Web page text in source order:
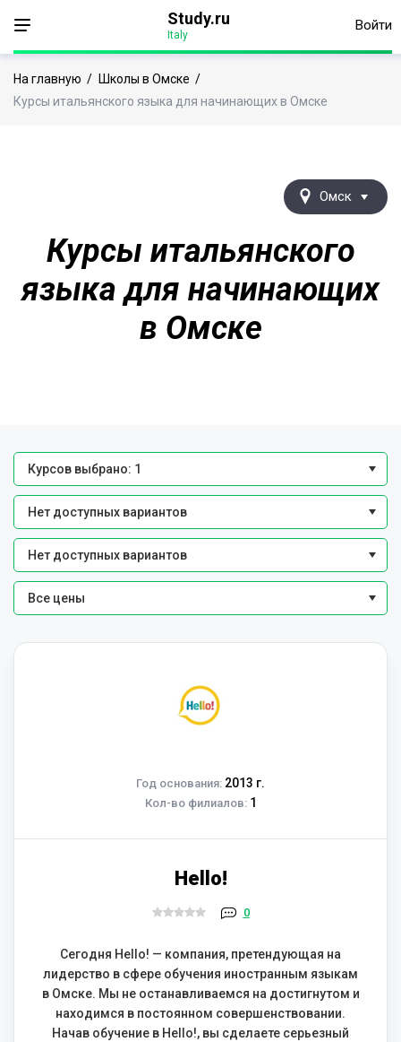
Study.ru
Italy
Войти
На главную / Школы в Омске /
Курсы итальянского языка для начинающих в Омске
Курсы итальянского
языка для начинающих
в Омске
Омск
Курсов выбрано: 1
Нет доступных вариантов
Нет доступных вариантов
Все цены
Год основания: 2013 г.
Кол-во филиалов:1
Hello!
0
Сегодня Hello! — компания, претендующая на
лидерство в сфере обучения иностранным языкам
в Омске. Мы не останавливаемся на достигнутом и
находимся в постоянном совершенствовании.
Начав обучение в Hello!, вы сделаете серьезный